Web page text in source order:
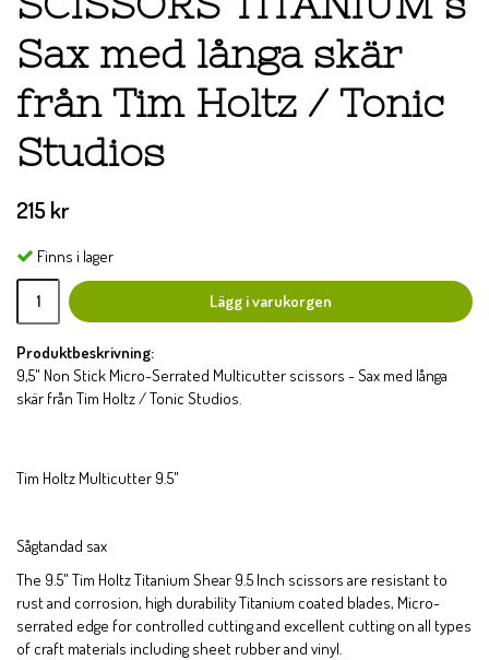
Sax med långa skär
från Tim Holtz / Tonic
Studios
215 kr
Finns i lager
Lägg i varukorgen
Produktbeskrivning:
9,5" Non Stick Micro-Serrated Multicutter scissors - Sax med långa
skär från Tim Holtz / Tonic Studios.
Tim Holtz Multicutter 9.5"
Sågtandad sax
The 9.5" Tim Holtz Titanium Shear 9.5 Inch scissors are resistant to
rust and corrosion, high durability Titanium coated blades, Micro-
serrated edge for controlled cutting and excellent cutting on all types
of craft materials including sheet rubber and vinyl.